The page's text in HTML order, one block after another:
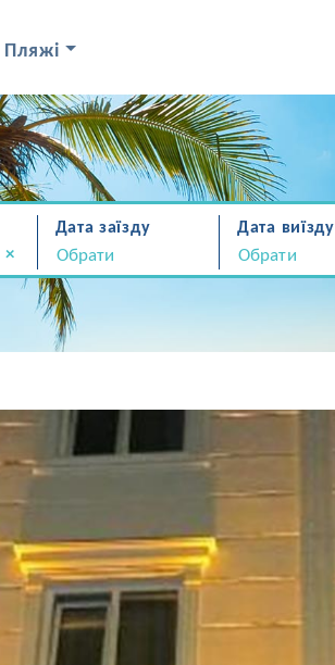
×
Дата заїзду Дата виїзду